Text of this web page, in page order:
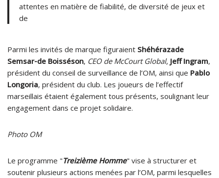
attentes en matière de fiabilité, de diversité de jeux et
de
Parmi les invités de marque figuraient Shéhérazade
Semsar-de Boisséson, CEO de McCourt Global, Jeff Ingram,
président du conseil de surveillance de l’OM, ainsi que Pablo
Longoria, président du club. Les joueurs de l’effectif
marseillais étaient également tous présents, soulignant leur
engagement dans ce projet solidaire.
Photo OM
Le programme "Treizième Homme" vise à structurer et
soutenir plusieurs actions menées par l’OM, parmi lesquelles